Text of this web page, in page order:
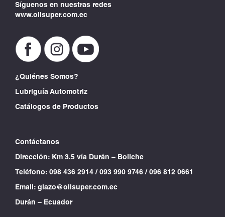
Síguenos en nuestras redes
www.oilsuper.com.ec
¿Quiénes Somos?
Lubriguía Automotriz
Catálogos de Productos
Contáctanos
Dirección: Km 3.5 vía Durán – Boliche
Teléfono: 098 436 2914 / 093 990 9746 / 096 812 0661
Email: glazo@oilsuper.com.ec
Durán – Ecuador